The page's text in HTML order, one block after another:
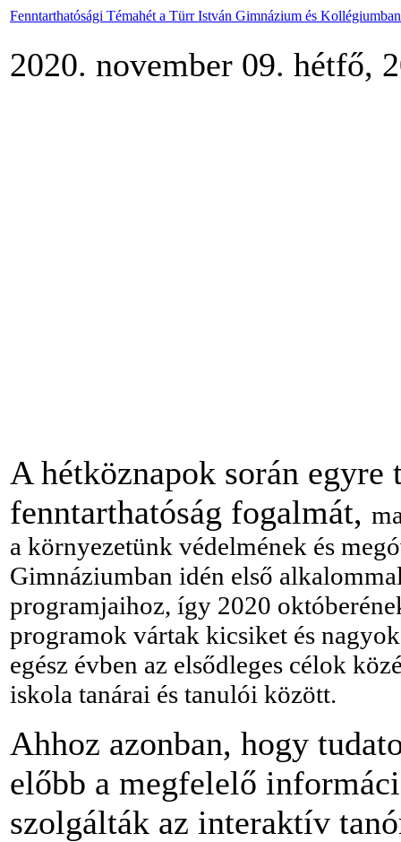
Fenntarthatósági Témahét a Türr István Gimnázium és Kollégiumban
2020. november 09. hétfő,
A hétköznapok során
fenntarthatóság fogalmát,
a környezetünk védelmének és
Gimnáziumban idén első
programjaihoz, így 2020
programok vártak kicsiket és
egész évben az elsődleges célok
iskola tanárai és tanulói között.
Ahhoz azonban, hogy
előbb a megfelelő
szolgálták az interaktív